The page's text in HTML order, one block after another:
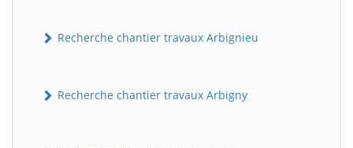
Recherche chantier travaux Arbignieu
Recherche chantier travaux Arbigny